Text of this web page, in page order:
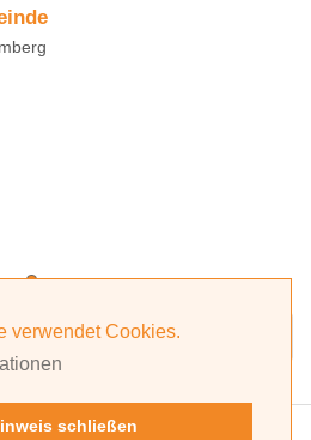
verwendet Cookies.
schließen